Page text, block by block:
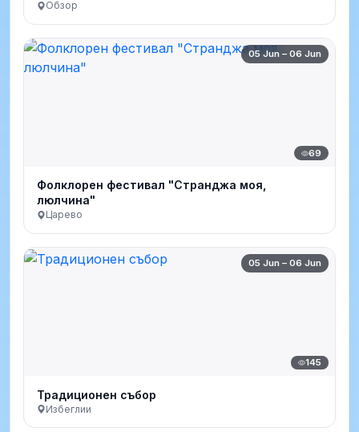
Обзор
05 Jun – 06 Jun
69
Фолклорен фестивал "Странджа моя,
люлчина"
Царево
05 Jun – 06 Jun
145
Традиционен събор
Избеглии